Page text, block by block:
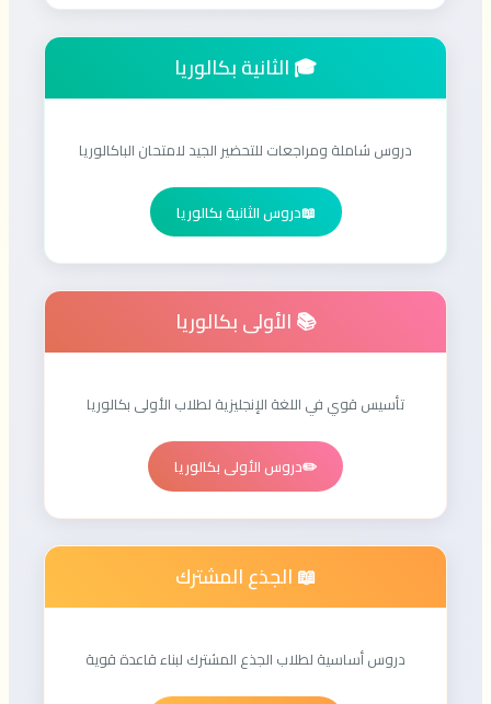
🎓 الثانية بكالوريا
دروس شاملة ومراجعات للتحضير الجيد لامتحان الباكالوريا
📖دروس الثانية بكالوريا
📚 الأولى بكالوريا
تأسيس قوي في اللغة الإنجليزية لطلاب الأولى بكالوريا
✏️دروس الأولى بكالوريا
📖 الجذع المشترك
دروس أساسية لطلاب الجذع المشترك لبناء قاعدة قوية